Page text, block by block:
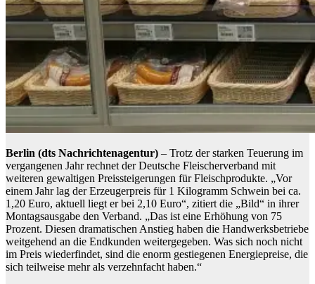
Berlin (dts Nachrichtenagentur) – Trotz der starken Teuerung im
vergangenen Jahr rechnet der Deutsche Fleischerverband mit
weiteren gewaltigen Preissteigerungen für Fleischprodukte. „Vor
einem Jahr lag der Erzeugerpreis für 1 Kilogramm Schwein bei ca.
1,20 Euro, aktuell liegt er bei 2,10 Euro“, zitiert die „Bild“ in ihrer
Montagsausgabe den Verband. „Das ist eine Erhöhung von 75
Prozent. Diesen dramatischen Anstieg haben die Handwerksbetriebe
weitgehend an die Endkunden weitergegeben. Was sich noch nicht
im Preis wiederfindet, sind die enorm gestiegenen Energiepreise, die
sich teilweise mehr als verzehnfacht haben.“